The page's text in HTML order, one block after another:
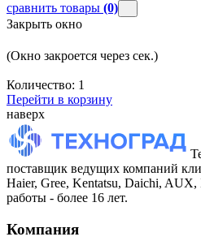
сравнить товары (0)
Закрыть окно
(Окно закроется через сек.)
Количество: 1
Перейти в корзину
наверх
поставщик ведущих компаний
Haier, Gree, Kentatsu, Daichi,
работы - более 16 лет.
Компания